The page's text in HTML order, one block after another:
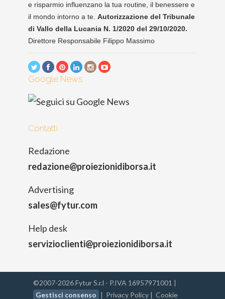
e risparmio influenzano la tua routine, il benessere e
il mondo intorno a te. Autorizzazione del Tribunale
di Vallo della Lucania N. 1/2020 del 29/10/2020.
Direttore Responsabile Filippo Massimo
Google News
Contatti
Redazione
redazione@proiezionidiborsa.it
Advertising
sales@fytur.com
Help desk
servizioclienti@proiezionidiborsa.it
©2007-2026 Fytur S.r.l - P.IVA 16957971001 |
Gestisci consenso | Privacy Policy | Cookie